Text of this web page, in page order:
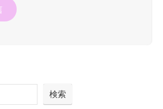
検索